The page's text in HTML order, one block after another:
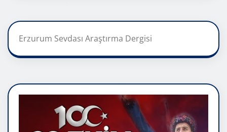
Erzurum Sevdası Araştırma Dergisi